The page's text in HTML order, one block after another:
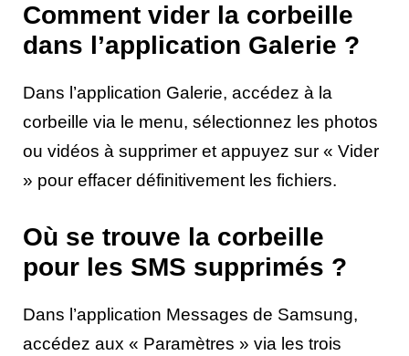
Comment vider la corbeille
dans l’application Galerie ?
Dans l’application Galerie, accédez à la
corbeille via le menu, sélectionnez les photos
ou vidéos à supprimer et appuyez sur « Vider
» pour effacer définitivement les fichiers.
Où se trouve la corbeille
pour les SMS supprimés ?
Dans l’application Messages de Samsung,
accédez aux « Paramètres » via les trois